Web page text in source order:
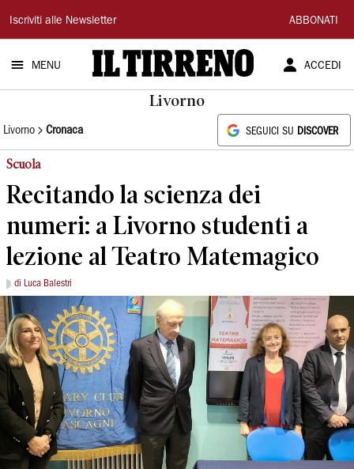
Il
Tirreno
Iscriviti alle Newsletter ABBONATI
MENU ACCEDI
Livorno
Livorno Cronaca SEGUICI SU DISCOVER
Scuola
Recitando la scienza dei
numeri: a Livorno studenti a
lezione al Teatro Matemagico
di Luca Balestri